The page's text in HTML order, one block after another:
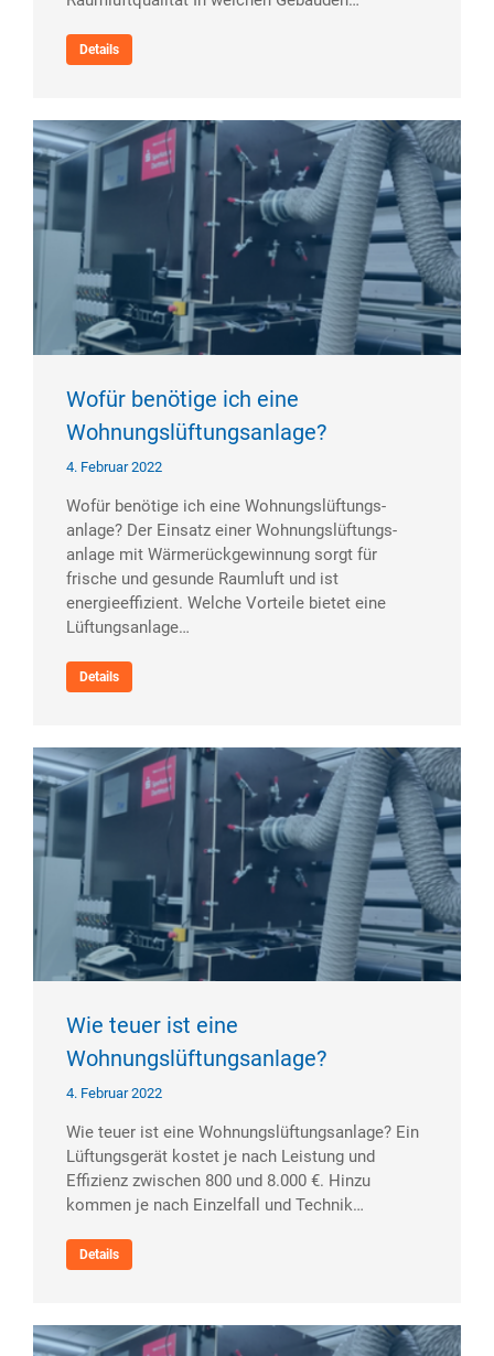
Details
Wofür benötige ich eine
Wohnungslüftungsanlage?
4. Februar 2022
Wofür benötige ich eine Wohnungs­lüftungs­
anlage? Der Einsatz einer Wohnungs­lüftungs­
anlage mit Wärmerückgewinnung sorgt für
frische und gesunde Raumluft und ist
energieeffizient. Welche Vorteile bietet eine
Lüftungs­anlage…
Details
Wie teuer ist eine
Wohnungslüftungsanlage?
4. Februar 2022
Wie teuer ist eine Wohnungs­lüftungs­anlage? Ein
Lüftungsgerät kostet je nach Leistung und
Effizienz zwischen 800 und 8.000 €. Hinzu
kommen je nach Einzelfall und Technik…
Details